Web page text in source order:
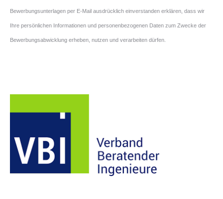
Bewerbungsunterlagen per E-Mail ausdrücklich einverstanden erklären, dass wir
Ihre persönlichen Informationen und personenbezogenen Daten zum Zwecke der
Bewerbungsabwicklung erheben, nutzen und verarbeiten dürfen.